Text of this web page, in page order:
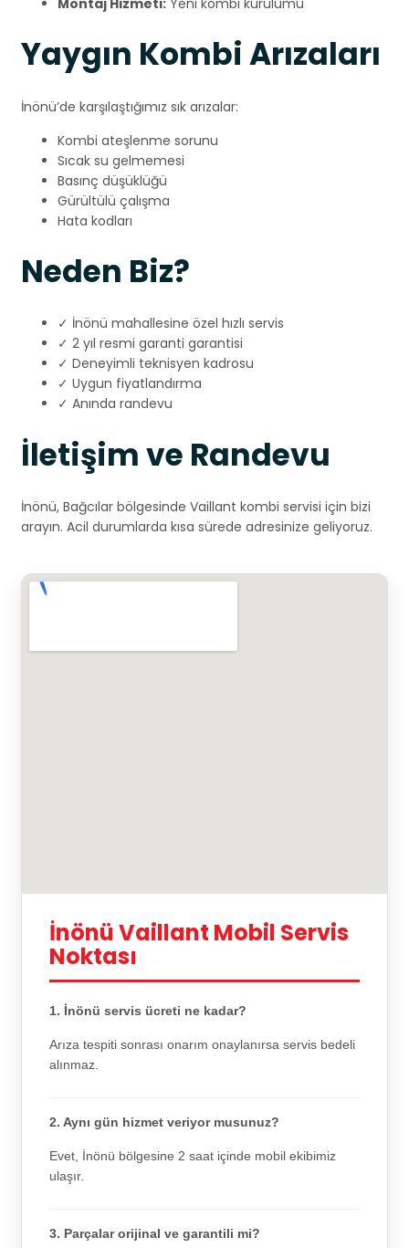
Yaygın Kombi Arızaları
İnönü’de karşılaştığımız sık arızalar:
Kombi ateşlenme sorunu
Sıcak su gelmemesi
Basınç düşüklüğü
Gürültülü çalışma
Hata kodları
Neden Biz?
✓ İnönü mahallesine özel hızlı servis
✓ 2 yıl resmi garanti garantisi
✓ Deneyimli teknisyen kadrosu
✓ Uygun fiyatlandırma
✓ Anında randevu
İletişim ve Randevu
İnönü, Bağcılar bölgesinde Vaillant kombi servisi için bizi
arayın. Acil durumlarda kısa sürede adresinize geliyoruz.
İnönü Vaillant Mobil Servis
Noktası
1. İnönü servis ücreti ne kadar?
Arıza tespiti sonrası onarım onaylanırsa servis bedeli
alınmaz.
2. Aynı gün hizmet veriyor musunuz?
Evet, İnönü bölgesine 2 saat içinde mobil ekibimiz
ulaşır.
3. Parçalar orijinal ve garantili mi?